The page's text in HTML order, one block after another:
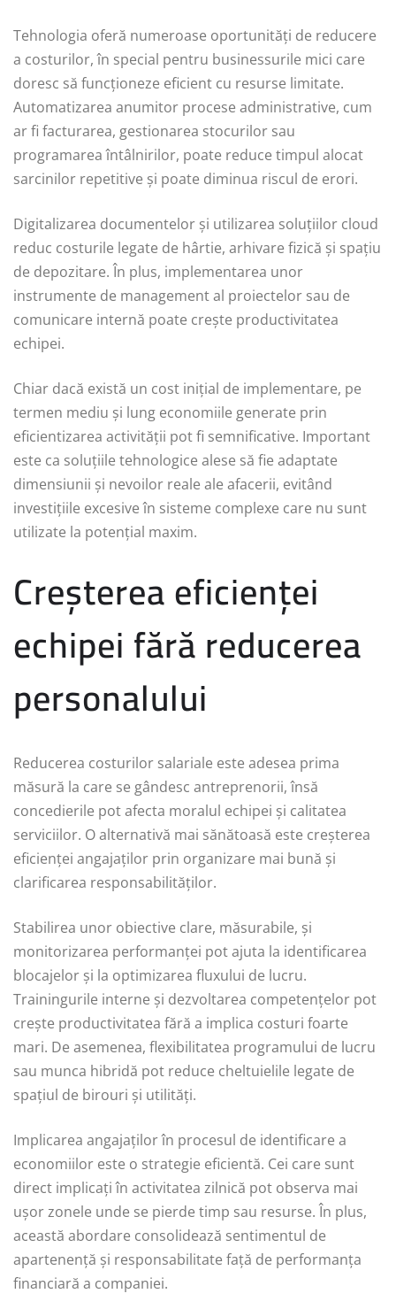
Tehnologia oferă numeroase oportunități de reducere
a costurilor, în special pentru businessurile mici care
doresc să funcționeze eficient cu resurse limitate.
Automatizarea anumitor procese administrative, cum
ar fi facturarea, gestionarea stocurilor sau
programarea întâlnirilor, poate reduce timpul alocat
sarcinilor repetitive și poate diminua riscul de erori.
Digitalizarea documentelor și utilizarea soluțiilor cloud
reduc costurile legate de hârtie, arhivare fizică și spațiu
de depozitare. În plus, implementarea unor
instrumente de management al proiectelor sau de
comunicare internă poate crește productivitatea
echipei.
Chiar dacă există un cost inițial de implementare, pe
termen mediu și lung economiile generate prin
eficientizarea activității pot fi semnificative. Important
este ca soluțiile tehnologice alese să fie adaptate
dimensiunii și nevoilor reale ale afacerii, evitând
investițiile excesive în sisteme complexe care nu sunt
utilizate la potențial maxim.
Creșterea eficienței
echipei fără reducerea
personalului
Reducerea costurilor salariale este adesea prima
măsură la care se gândesc antreprenorii, însă
concedierile pot afecta moralul echipei și calitatea
serviciilor. O alternativă mai sănătoasă este creșterea
eficienței angajaților prin organizare mai bună și
clarificarea responsabilităților.
Stabilirea unor obiective clare, măsurabile, și
monitorizarea performanței pot ajuta la identificarea
blocajelor și la optimizarea fluxului de lucru.
Trainingurile interne și dezvoltarea competențelor pot
crește productivitatea fără a implica costuri foarte
mari. De asemenea, flexibilitatea programului de lucru
sau munca hibridă pot reduce cheltuielile legate de
spațiul de birouri și utilități.
Implicarea angajaților în procesul de identificare a
economiilor este o strategie eficientă. Cei care sunt
direct implicați în activitatea zilnică pot observa mai
ușor zonele unde se pierde timp sau resurse. În plus,
această abordare consolidează sentimentul de
apartenență și responsabilitate față de performanța
financiară a companiei.